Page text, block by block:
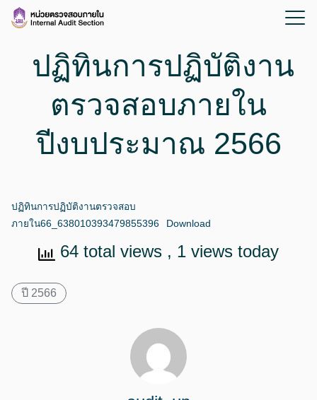
ปฏิทินการปฏิบัติงาน
ตรวจสอบภายใน
ปีงบประมาณ 2566
ปฏิทินการปฏิบัติงานตรวจสอบ
ภายใน66_638010393479855396
Download
64 total views , 1 views today
ปี 2566